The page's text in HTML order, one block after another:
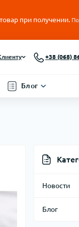
при получении.
+38 (068)
Блог
Новости
Блог